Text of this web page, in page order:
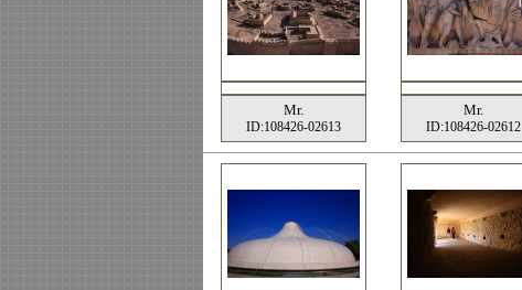
Mr.
ID:108426-02613
Mr.
ID:108426-02612